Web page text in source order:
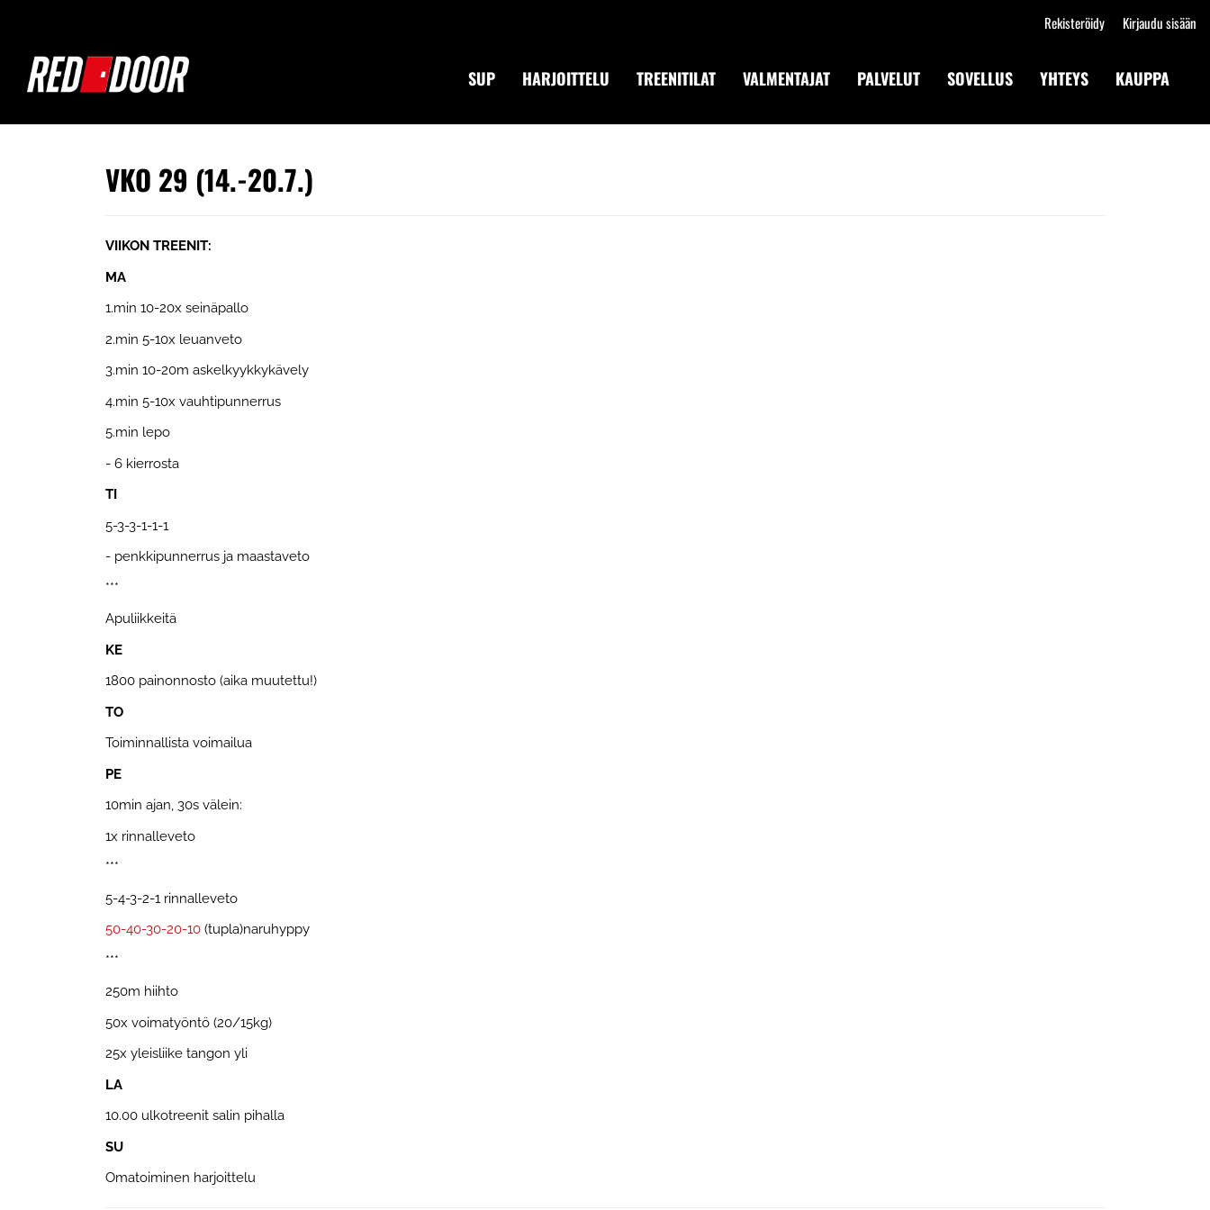
Rekisteröidy Kirjaudu sisään
SUP HARJOITTELU TREENITILAT VALMENTAJAT PALVELUT SOVELLUS YHTEYS KAUPPA
VKO 29 (14.-20.7.)
VIIKON TREENIT:
MA
1.min 10-20x seinäpallo
2.min 5-10x leuanveto
3.min 10-20m askelkyykkykävely
4.min 5-10x vauhtipunnerrus
5.min lepo
- 6 kierrosta
TI
5-3-3-1-1-1
- penkkipunnerrus ja maastaveto
***
Apuliikkeitä
KE
1800 painonnosto (aika muutettu!)
TO
Toiminnallista voimailua
PE
10min ajan, 30s välein:
1x rinnalleveto
***
5-4-3-2-1 rinnalleveto
50-40-30-20-10 (tupla)naruhyppy
***
250m hiihto
50x voimatyöntö (20/15kg)
25x yleisliike tangon yli
LA
10.00 ulkotreenit salin pihalla
SU
Omatoiminen harjoittelu